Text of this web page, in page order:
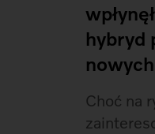
hybryd
Choć na